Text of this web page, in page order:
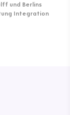
und Berlins
Integration